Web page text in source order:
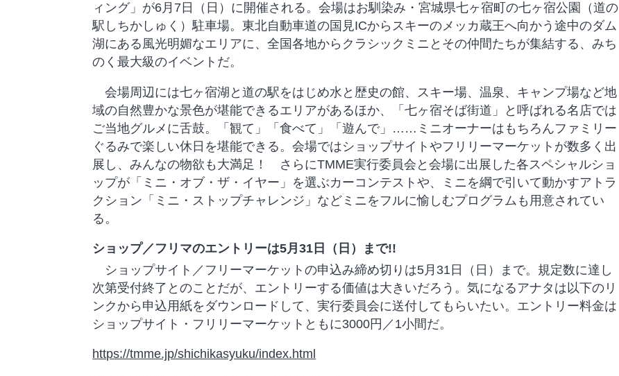
ィング」が6月7日（日）に開催される。会場はお馴染み・宮城県七ヶ宿町の七ヶ宿公園（道の
駅しちかしゅく）駐車場。東北自動車道の国見ICからスキーのメッカ蔵王へ向かう途中のダム
湖にある風光明媚なエリアに、全国各地からクラシックミニとその仲間たちが集結する、みち
のく最大級のイベントだ。
会場周辺には七ヶ宿湖と道の駅をはじめ水と歴史の館、スキー場、温泉、キャンプ場など地
域の自然豊かな景色が堪能できるエリアがあるほか、「七ヶ宿そば街道」と呼ばれる名店では
ご当地グルメに舌鼓。「観て」「食べて」「遊んで」……ミニオーナーはもちろんファミリー
ぐるみで楽しい休日を堪能できる。会場ではショップサイトやフリリーマーケットが数多く出
展し、みんなの物欲も大満足！ さらにTMME実行委員会と会場に出展した各スペシャルショ
ップが「ミニ・オブ・ザ・イヤー」を選ぶカーコンテストや、ミニを綱で引いて動かすアトラ
クション「ミニ・ストップチャレンジ」などミニをフルに愉しむプログラムも用意されてい
る。
ショップ／フリマのエントリーは5月31日（日）まで!!
ショップサイト／フリーマーケットの申込み締め切りは5月31日（日）まで。規定数に達し
次第受付終了とのことだが、エントリーする価値は大きいだろう。気になるアナタは以下のリ
ンクから申込用紙をダウンロードして、実行委員会に送付してもらいたい。エントリー料金は
ショップサイト・フリリーマーケットともに3000円／1小間だ。
https://tmme.jp/shichikasyuku/index.html